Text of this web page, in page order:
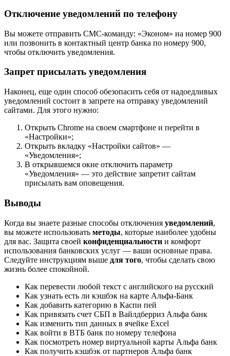
Отключение уведомлений по телефону
Вы можете отправить СМС-команду: «Эконом» на номер 900
или позвонить в контактный центр банка по номеру 900,
чтобы отключить уведомления.
Запрет присылать уведомления
Наконец, еще один способ обезопасить себя от надоедливых
уведомлений состоит в запрете на отправку уведомлений
сайтами. Для этого нужно:
Открыть Chrome на своем смартфоне и перейти в
«Настройки»;
Открыть вкладку «Настройки сайтов» —
«Уведомления»;
В открывшемся окне отключить параметр
«Уведомления» — это действие запретит сайтам
присылать вам оповещения.
Выводы
Когда вы знаете разные способы отключения уведомлений,
вы можете использовать методы, которые наиболее удобны
для вас. Защита своей конфиденциальности и комфорт
использования банковских услуг — ваши основные права.
Следуйте инструкциям выше для того, чтобы сделать свою
жизнь более спокойной.
Как перевести любой текст с английского на русский
Как узнать есть ли кэшбэк на карте Альфа-Банк
Как добавить категорию в Каспи пей
Как привязать счет СБП в Вайлдберриз Альфа банк
Как изменить тип данных в ячейке Excel
Как войти в ВТБ банк по номеру телефона
Как посмотреть номер виртуальной карты Альфа банк
Как получить кэшбэк от партнеров Альфа банк